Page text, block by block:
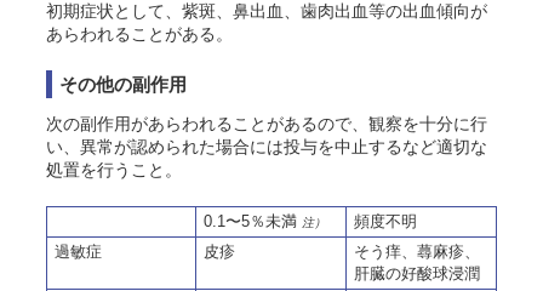
初期症状として、紫斑、鼻出血、歯肉出血等の出血傾向が
あらわれることがある。
その他の副作用
次の副作用があらわれることがあるので、観察を十分に行
い、異常が認められた場合には投与を中止するなど適切な
処置を行うこと。
0.1〜5％未満 注）
頻度不明
過敏症
皮疹
そう痒、蕁麻疹、
肝臓の好酸球浸潤